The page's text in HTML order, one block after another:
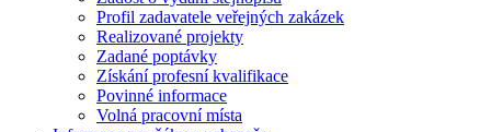
Profil zadavatele veřejných zakázek
Realizované projekty
Zadané poptávky
Získání profesní kvalifikace
Povinné informace
Volná pracovní místa